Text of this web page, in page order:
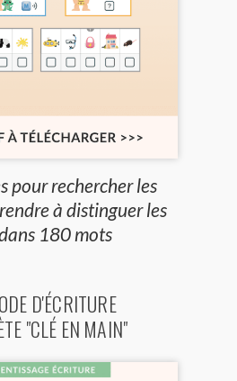
pour rechercher les
à distinguer les
180 mots
D'ÉCRITURE
"CLÉ EN MAIN"